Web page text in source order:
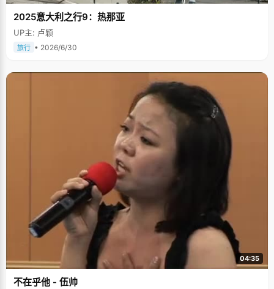
2025意大利之行9：热那亚
UP主: 卢颖
旅行 • 2026/6/30
04:35
不在乎他 - 伍帅